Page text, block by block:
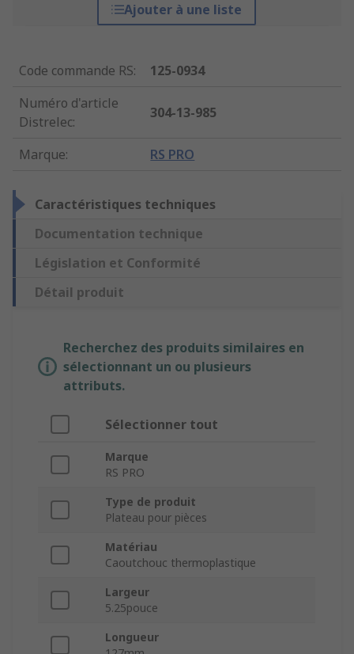
Ajouter à une liste
Code commande RS:
125-0934
Numéro d'article
Distrelec:
304-13-985
Marque: RS PRO
Caractéristiques techniques
Documentation technique
Législation et Conformité
Détail produit
Recherchez des produits similaires en
sélectionnant un ou plusieurs
attributs.
Sélectionner tout
Marque
RS PRO
Type de produit
Plateau pour pièces
Matériau
Caoutchouc thermoplastique
Largeur
5.25pouce
Longueur